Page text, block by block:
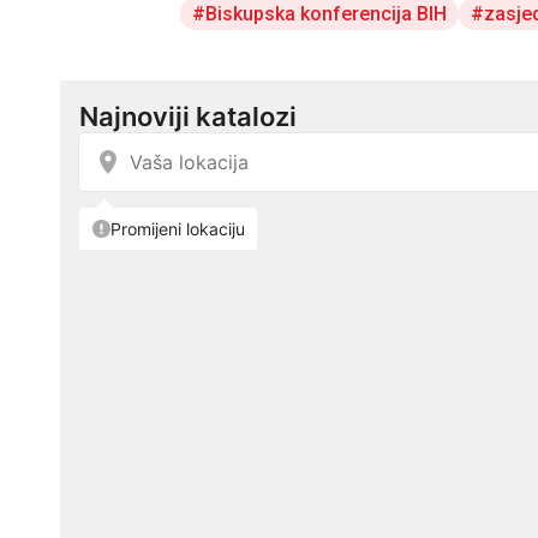
Biskupska konferencija BIH